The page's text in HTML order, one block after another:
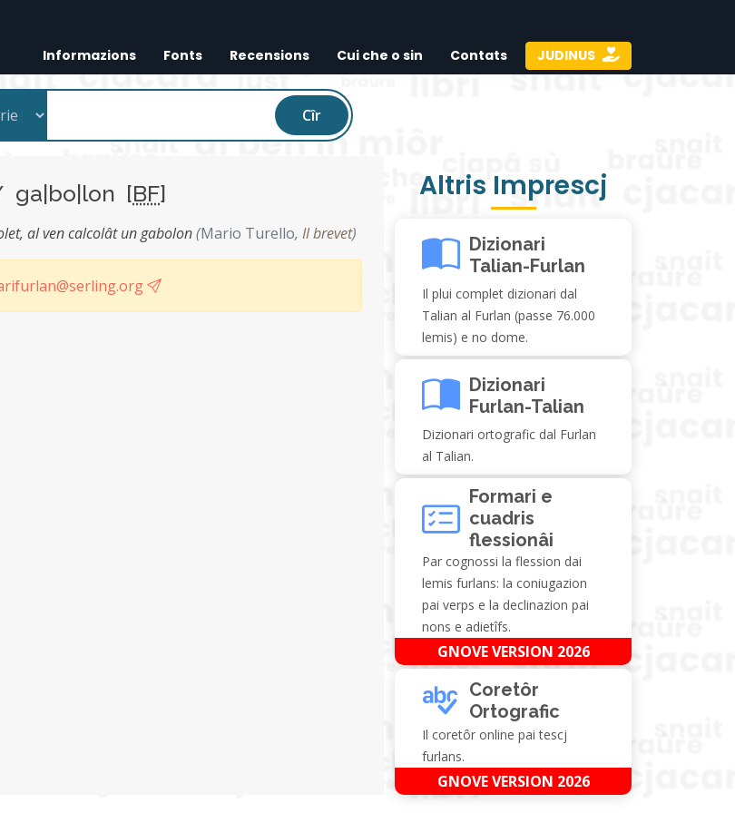
Informazions Fonts Recensions Cui che o sin Contats JUDINUS
Cîr
[BF]
al ven calcolât un gabolon(Mario Turello, Il brevet)
Altris Imprescj
Dizionari
Talian-Furlan
Il plui complet dizionari dal
Talian al Furlan (passe 76.000
lemis) e no dome.
Dizionari
Furlan-Talian
Dizionari ortografic dal Furlan
al Talian.
Formari e
cuadris
flessionâi
Par cognossi la flession dai
lemis furlans: la coniugazion
pai verps e la declinazion pai
nons e adietîfs.
GNOVE VERSION 2026
Coretôr
Ortografic
Il coretôr online pai tescj
furlans.
GNOVE VERSION 2026